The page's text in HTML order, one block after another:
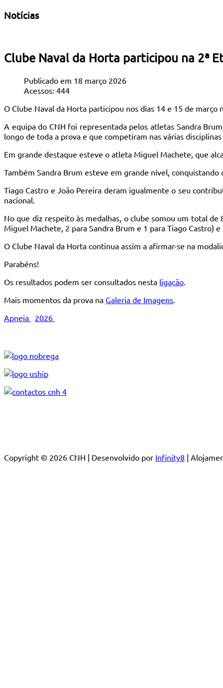
Notícias
Clube Naval da Horta participou na 2ª
Publicado em 18 março 2026
Acessos: 444
O Clube Naval da Horta participou nos dias 14 e 15 de
A equipa do CNH foi representada pelos atletas Sandra
longo de toda a prova e que competiram nas várias
Em grande destaque esteve o atleta Miguel Machete, que
Também Sandra Brum esteve em grande nível,
Tiago Castro e João Pereira deram igualmente o seu
nacional.
No que diz respeito às medalhas, o clube somou um total
Miguel Machete, 2 para Sandra Brum e 1 para Tiago Castro)
O Clube Naval da Horta continua assim a afirmar-se na
Parabéns!
Os resultados podem ser consultados nesta ligação.
Mais momentos da prova na Galeria de Imagens.
Apneia
2026
Copyright © 2026 CNH | Desenvolvido por Infinity8 |